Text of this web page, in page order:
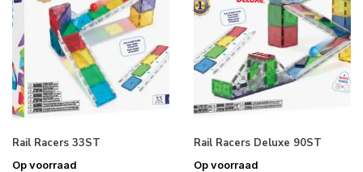
Rail Racers 33ST
Op voorraad
Rail Racers Deluxe 90ST
Op voorraad